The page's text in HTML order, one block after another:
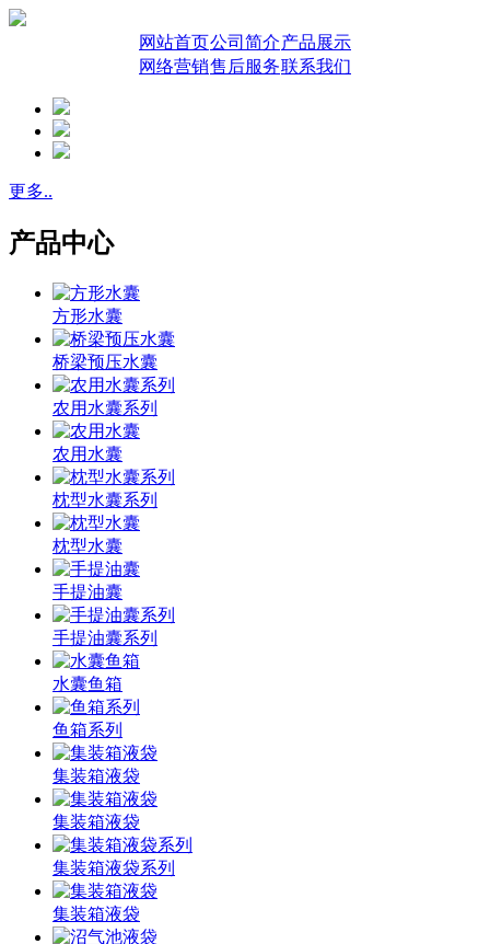
网站首页公司简介产品展示
网络营销售后服务联系我们
更多..
产品中心
方形水囊
桥梁预压水囊
农用水囊系列
农用水囊
枕型水囊系列
枕型水囊
手提油囊
手提油囊系列
水囊鱼箱
鱼箱系列
集装箱液袋
集装箱液袋
集装箱液袋系列
集装箱液袋